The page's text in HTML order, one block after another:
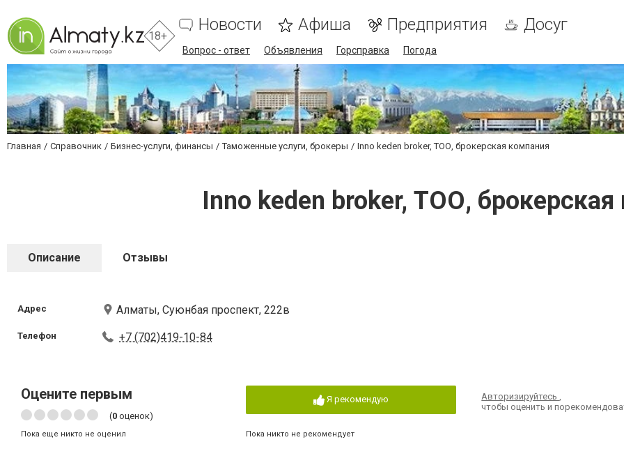
18+
Новости Афиша Предприятия Досуг
Вопрос - ответ Объявления Горсправка Погода
Главная Справочник Бизнес-услуги, финансы Таможенные услуги, брокеры Inno keden broker, ТОО, брокерская компания
Inno keden broker, ТОО, брокерская
Описание Отзывы
Адрес Алматы, Суюнбая проспект, 222в
Телефон +7 (702)419-10-84
Оцените первым
(0 оценок)
Пока еще никто не оценил
Я рекомендую
Пока никто не рекомендует
Авторизируйтесь,
чтобы оценить и